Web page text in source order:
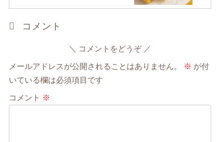
コメント
コメントをどうぞ
メールアドレスが公開されることはありません。 ※ が付
いている欄は必須項目です
コメント ※